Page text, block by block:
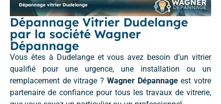
Dépannage Vitrier Dudelange
par la société Wagner
Dépannage
Vous êtes à Dudelange et vous avez besoin d’un vitrier
qualifié pour une urgence, une installation ou un
remplacement de vitrage ? Wagner Dépannageest votre
partenaire de confiance pour tous les travaux de vitrerie,